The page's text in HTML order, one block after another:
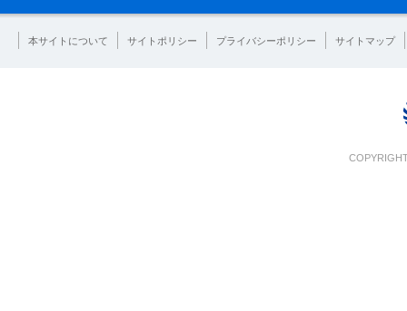
本サイトについて サイトポリシー プライバシーポリシー サイトマップ